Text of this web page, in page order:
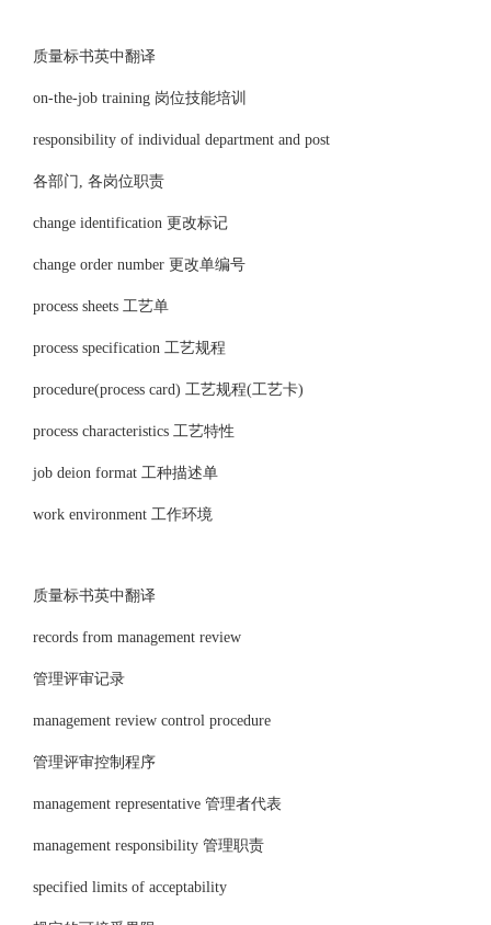
质量标书英中翻译
on-the-job training 岗位技能培训
responsibility of individual department and post
各部门, 各岗位职责
change identification 更改标记
change order number 更改单编号
process sheets 工艺单
process specification 工艺规程
procedure(process card) 工艺规程(工艺卡)
process characteristics 工艺特性
job deion format 工种描述单
work environment 工作环境
质量标书英中翻译
records from management review
管理评审记录
management review control procedure
管理评审控制程序
management representative 管理者代表
management responsibility 管理职责
specified limits of acceptability